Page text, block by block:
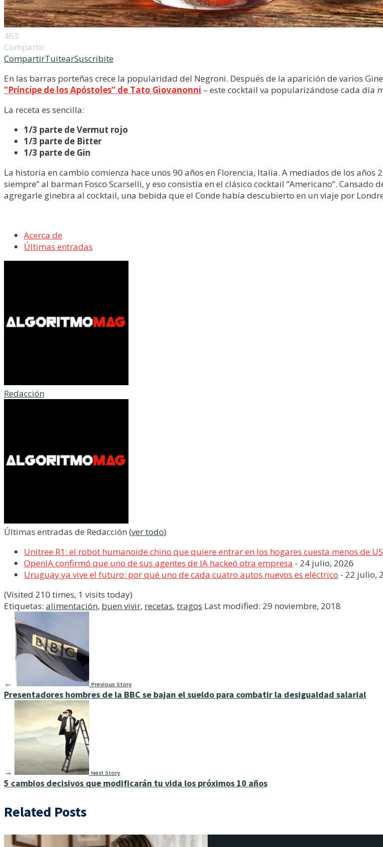
463
Compartir
CompartirTuitearSuscribite
En las barras porteñas crece la popularidad del Negroni. Después de la aparición de varios
“Príncipe de los Apóstoles” de Tato Giovanonni – este cocktail va popularizándose cada día
La receta es sencilla:
1/3 parte de Vermut rojo
1/3 parte de Bitter
1/3 parte de Gin
La historia en cambio comienza hace unos 90 años en Florencia, Italia. A mediados de los años
siempre” al barman Fosco Scarselli, y eso consistía en el clásico cocktail “Americano”.
agregarle ginebra al cocktail, una bebida que el Conde había descubierto en un viaje por
Acerca de
Últimas entradas
Redacción
Últimas entradas de Redacción (ver todo)
Unitree R1: el robot humanoide chino que quiere entrar en los hogares cuesta menos de
OpenIA confirmó que uno de sus agentes de IA hackeó otra empresa - 24 julio, 2026
Uruguay ya vive el futuro: por qué uno de cada cuatro autos nuevos es eléctrico - 22 julio,
(Visited 210 times, 1 visits today)
Etiquetas: alimentación, buen vivir, recetas, tragos Last modified: 29 noviembre, 2018
← Previous Story
Presentadores hombres de la BBC se bajan el sueldo para combatir la desigualdad salarial
→ Next Story
5 cambios decisivos que modificarán tu vida los próximos 10 años
Related Posts